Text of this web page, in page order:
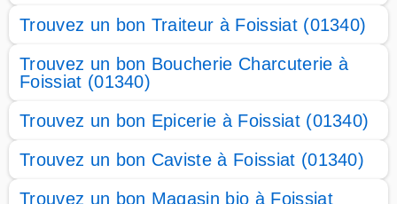
Trouvez un bon Traiteur à Foissiat (01340)
Trouvez un bon Boucherie Charcuterie à
Foissiat (01340)
Trouvez un bon Epicerie à Foissiat (01340)
Trouvez un bon Caviste à Foissiat (01340)
Trouvez un bon Magasin bio à Foissiat